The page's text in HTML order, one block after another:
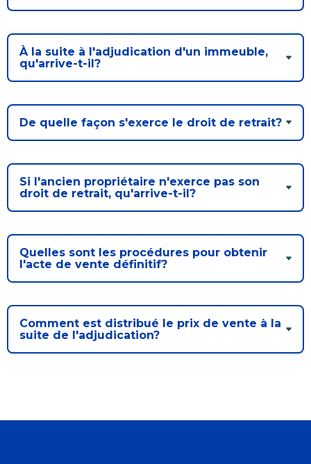
À la suite à l'adjudication d'un immeuble,
qu'arrive-t-il?
De quelle façon s'exerce le droit de retrait?
Si l'ancien propriétaire n'exerce pas son
droit de retrait, qu'arrive-t-il?
Quelles sont les procédures pour obtenir
l'acte de vente définitif?
Comment est distribué le prix de vente à la
suite de l'adjudication?